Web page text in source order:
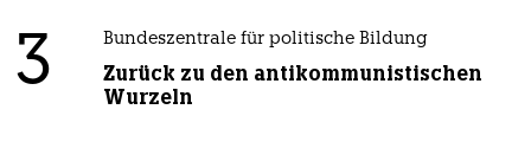
3 Bundeszentrale für politische Bildung
Zurück zu den antikommunistischen
Wurzeln